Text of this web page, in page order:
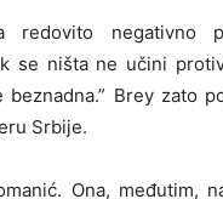
redovito negativno
se ništa ne učini
beznadna.” Brey zato
Srbije.
Ona, međutim,